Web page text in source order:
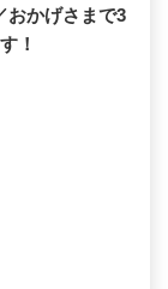
おかげさまで3
！